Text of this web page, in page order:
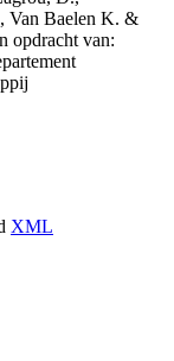
Van Baelen K. &
opdracht van:
XML